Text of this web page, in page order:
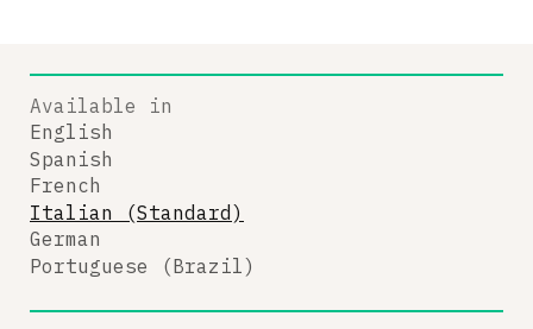
Available in
English
Spanish
French
Italian (Standard)
German
Portuguese (Brazil)